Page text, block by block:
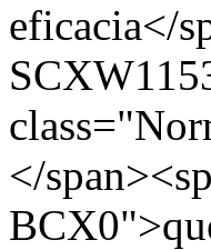
eficacia</
</